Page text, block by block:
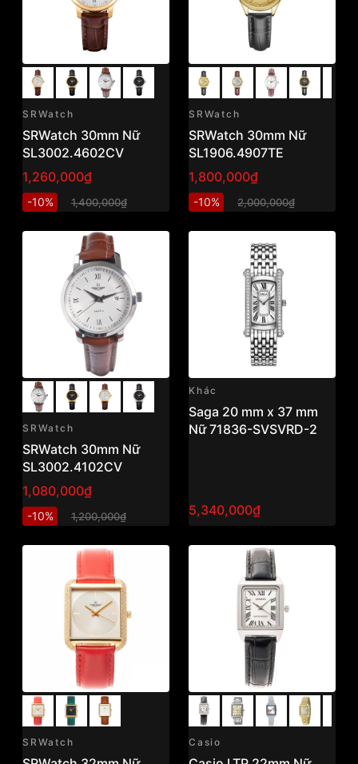
SRWatch
SRWatch 30mm Nữ
SL3002.4602CV
1,260,000₫
-10% 1,400,000₫
SRWatch
SRWatch 30mm Nữ
SL1906.4907TE
1,800,000₫
-10% 2,000,000₫
SRWatch
SRWatch 30mm Nữ
SL3002.4102CV
1,080,000₫
-10% 1,200,000₫
Khác
Saga 20 mm x 37 mm
Nữ 71836-SVSVRD-2
5,340,000₫
SRWatch Casio